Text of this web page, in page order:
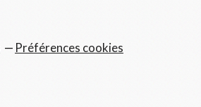
Préférences cookies